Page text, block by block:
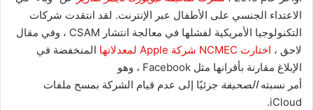
الاعتداء الجنسي على الأطفال عبر الإنترنت. لقد انتقدت شركات
التكنولوجيا الأمريكية لفشلها في معالجة انتشار CSAM ، وفي مقال
لاحق ، اختارت NCMEC شركة Apple لمعدلاتها
المنخفضة في
الإبلاغ مقارنة بأقرانها مثل Facebook ، وهو
أمر نسبتهالصحيفة جزئيًا إلى عدم قيام الشركة بمسح ملفات
iCloud.